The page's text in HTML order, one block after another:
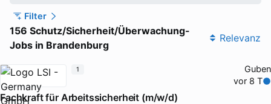
Filter
156 Schutz/Sicherheit/Überwachung-
Jobs in Brandenburg
Relevanz
Guben
vor 8 T
Fachkraft für Arbeitssicherheit (m/w/d)
1